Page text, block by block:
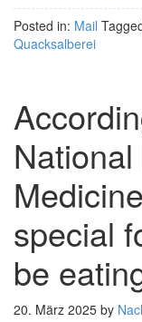
Posted in: Mail
Quacksalberei
special
be
20. März 2025 by